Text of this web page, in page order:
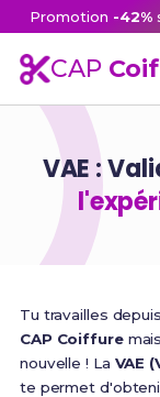
Promotion -42%
CAP
VAE :
Tu travailles
CAP Coiffure
nouvelle ! La VAE
te permet